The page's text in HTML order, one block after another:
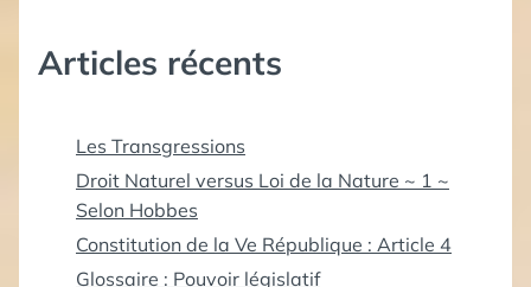
Articles récents
Les Transgressions
Droit Naturel versus Loi de la Nature ~ 1 ~
Selon Hobbes
Constitution de la Ve République : Article 4
Glossaire : Pouvoir législatif